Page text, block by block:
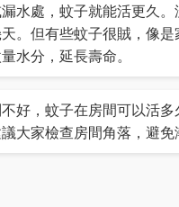
水處，蚊子就能活更久
。但有些蚊子很賊，像
水分，延長壽命。
好，蚊子在房間可以活
大家檢查房間角落，避免